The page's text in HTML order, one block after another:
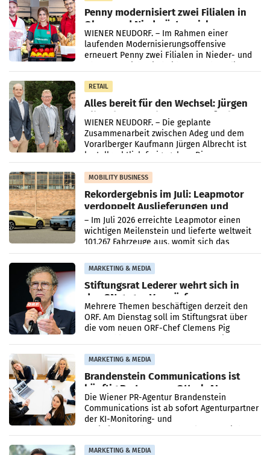
Penny modernisiert zwei Filialen in
Ober- und Niederösterreich
WIENER NEUDORF. – Im Rahmen einer
laufenden Modernisierungsoffensive
erneuert Penny zwei Filialen in Nieder- und
RETAIL
Alles bereit für den Wechsel: Jürgen
Albrecht setzt ab 1.1.2027 auf Adeg
WIENER NEUDORF. – Die geplante
Zusammenarbeit zwischen Adeg und dem
Vorarlberger Kaufmann Jürgen Albrecht ist
kartellrechtlich freigegeben: Die
Bundeswettbewerbsbehörde und der
Bundeskartellanwalt
MOBILITY BUSINESS
Rekordergebnis im Juli: Leapmotor
verdoppelt Auslieferungen und
überschreitet die 100.000er-Marke
– Im Juli 2026 erreichte Leapmotor einen
wichtigen Meilenstein und lieferte weltweit
101.267 Fahrzeuge aus, womit sich das
Ergebnis gegenüber Juli 2025 mehr als
verdoppelte (+102
MARKETING & MEDIA
Stiftungsrat Lederer wehrt sich in
den SN gegen Vorwürfe
Mehrere Themen beschäftigen derzeit den
ORF. Am Dienstag soll im Stiftungsrat über
die vom neuen ORF-Chef Clemens Pig
MARKETING & MEDIA
Brandenstein Communications ist
künftig Partner von OtterlyAI
Die Wiener PR-Agentur Brandenstein
Communications ist ab sofort Agenturpartner
der KI-Monitoring- und
MARKETING & MEDIA